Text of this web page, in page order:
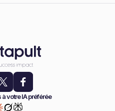
votre IA préférée